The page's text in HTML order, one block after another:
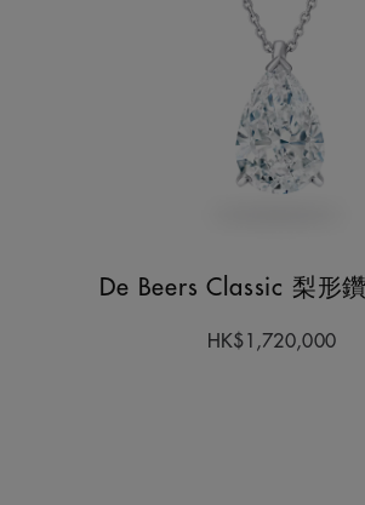
De Beers Classic 梨形
HK$1,720,000